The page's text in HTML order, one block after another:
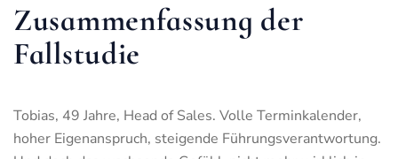
Zusammenfassung der
Fallstudie
Tobias, 49 Jahre, Head of Sales. Volle Terminkalender,
hoher Eigenanspruch, steigende Führungsverantwortung.